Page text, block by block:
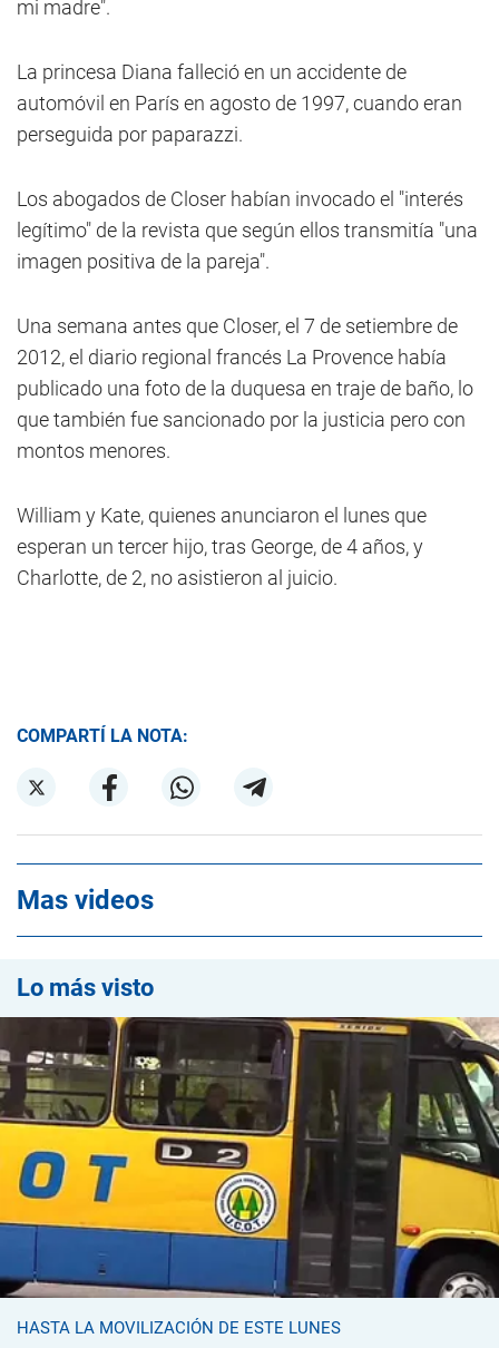
mi madre".
La princesa Diana falleció en un accidente de
automóvil en París en agosto de 1997, cuando eran
perseguida por paparazzi.
Los abogados de Closer habían invocado el "interés
legítimo" de la revista que según ellos transmitía "una
imagen positiva de la pareja".
Una semana antes que Closer, el 7 de setiembre de
2012, el diario regional francés La Provence había
publicado una foto de la duquesa en traje de baño, lo
que también fue sancionado por la justicia pero con
montos menores.
William y Kate, quienes anunciaron el lunes que
esperan un tercer hijo, tras George, de 4 años, y
Charlotte, de 2, no asistieron al juicio.
COMPARTÍ LA NOTA:
Mas videos
Lo más visto
HASTA LA MOVILIZACIÓN DE ESTE LUNES